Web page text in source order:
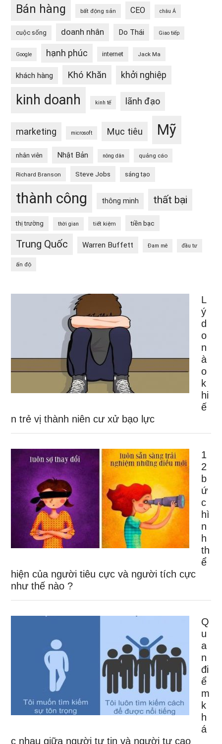
Bán hàng bất động sản CEO châu Á
cuộc sống doanh nhân Do Thái Giao tiếp
Google hạnh phúc internet Jack Ma
khách hàng Khó Khăn khởi nghiệp
kinh doanh kinh tế lãnh đạo
marketing microsoft Mục tiêu Mỹ
nhân viên Nhật Bản nông dân quảng cáo
Richard Branson Steve Jobs sáng tạo
thành công thông minh thất bại
thị trường thời gian tiết kiệm tiền bạc
Trung Quốc Warren Buffett Đam mê đầu tư
ấn độ
L
ý
d
o
n
à
o
k
hi
ế
n trẻ vị thành niên cư xử bạo lực
1
2
b
ứ
c
hì
n
h
th
ể
hiện của người tiêu cực và người tích cực
như thế nào ?
Q
u
a
n
đi
ể
m
k
h
á
c nhau giữa người tự tin và người tự cao